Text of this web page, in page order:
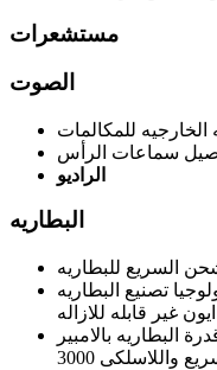
مستشعرات
الصوت
الخارجيه للمكالمات
سماعات الرأس
الراديو
البطاريه
السريع للبطاريه
تصنيع البطاريه
غير قابله للازاله
البطاريه بالامبير
واللاسلكى